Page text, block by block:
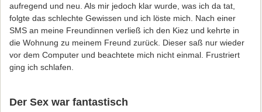
aufregend und neu. Als mir jedoch klar wurde, was ich da tat,
folgte das schlechte Gewissen und ich löste mich. Nach einer
SMS an meine Freundinnen verließ ich den Kiez und kehrte in
die Wohnung zu meinem Freund zurück. Dieser saß nur wieder
vor dem Computer und beachtete mich nicht einmal. Frustriert
ging ich schlafen.
Der Sex war fantastisch